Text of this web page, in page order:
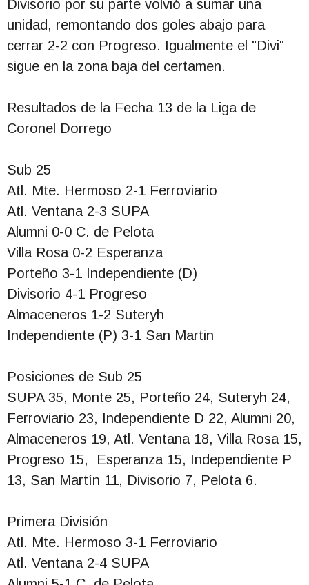
Divisorio por su parte volvió a sumar una
unidad, remontando dos goles abajo para
cerrar 2-2 con Progreso. Igualmente el "Divi"
sigue en la zona baja del certamen.
Resultados de la Fecha 13 de la Liga de
Coronel Dorrego
Sub 25
Atl. Mte. Hermoso 2-1 Ferroviario
Atl. Ventana 2-3 SUPA
Alumni 0-0 C. de Pelota
Villa Rosa 0-2 Esperanza
Porteño 3-1 Independiente (D)
Divisorio 4-1 Progreso
Almaceneros 1-2 Suteryh
Independiente (P) 3-1 San Martin
Posiciones de Sub 25
SUPA 35, Monte 25, Porteño 24, Suteryh 24,
Ferroviario 23, Independiente D 22, Alumni 20,
Almaceneros 19, Atl. Ventana 18, Villa Rosa 15,
Progreso 15, Esperanza 15, Independiente P
13, San Martín 11, Divisorio 7, Pelota 6.
Primera División
Atl. Mte. Hermoso 3-1 Ferroviario
Atl. Ventana 2-4 SUPA